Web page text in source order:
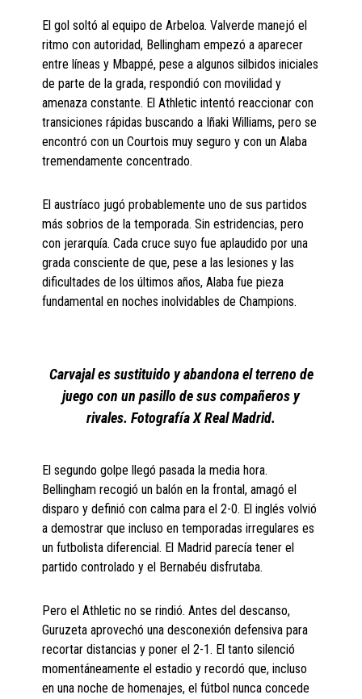
El gol soltó al equipo de Arbeloa. Valverde manejó el
ritmo con autoridad, Bellingham empezó a aparecer
entre líneas y Mbappé, pese a algunos silbidos iniciales
de parte de la grada, respondió con movilidad y
amenaza constante. El Athletic intentó reaccionar con
transiciones rápidas buscando a Iñaki Williams, pero se
encontró con un Courtois muy seguro y con un Alaba
tremendamente concentrado.
El austríaco jugó probablemente uno de sus partidos
más sobrios de la temporada. Sin estridencias, pero
con jerarquía. Cada cruce suyo fue aplaudido por una
grada consciente de que, pese a las lesiones y las
dificultades de los últimos años, Alaba fue pieza
fundamental en noches inolvidables de Champions.
Carvajal es sustituido y abandona el terreno de
juego con un pasillo de sus compañeros y
rivales. Fotografía X Real Madrid.
El segundo golpe llegó pasada la media hora.
Bellingham recogió un balón en la frontal, amagó el
disparo y definió con calma para el 2-0. El inglés volvió
a demostrar que incluso en temporadas irregulares es
un futbolista diferencial. El Madrid parecía tener el
partido controlado y el Bernabéu disfrutaba.
Pero el Athletic no se rindió. Antes del descanso,
Guruzeta aprovechó una desconexión defensiva para
recortar distancias y poner el 2-1. El tanto silenció
momentáneamente el estadio y recordó que, incluso
en una noche de homenajes, el fútbol nunca concede